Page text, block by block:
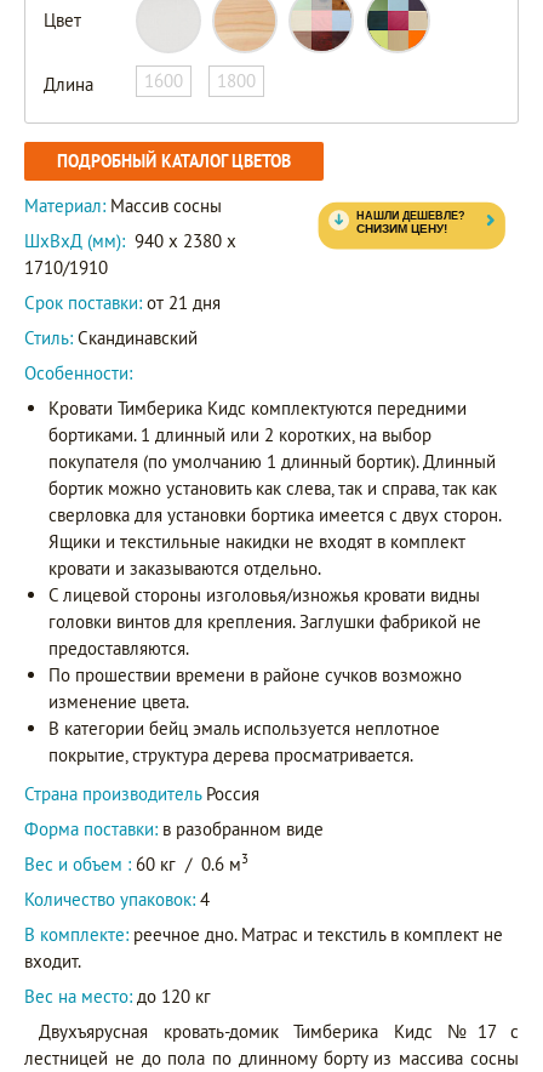
Цвет
Длина 1600 1800
ПОДРОБНЫЙ КАТАЛОГ ЦВЕТОВ
Материал: Массив сосны
ШxВxД (мм): 940 x 2380 x
1710/1910
Срок поставки: от 21 дня
Стиль: Скандинавский
Особенности:
Кровати Тимберика Кидс комплектуются передними
бортиками. 1 длинный или 2 коротких, на выбор
покупателя (по умолчанию 1 длинный бортик). Длинный
бортик можно установить как слева, так и справа, так как
сверловка для установки бортика имеется с двух сторон.
Ящики и текстильные накидки не входят в комплект
кровати и заказываются отдельно.
С лицевой стороны изголовья/изножья кровати видны
головки винтов для крепления. Заглушки фабрикой не
предоставляются.
По прошествии времени в районе сучков возможно
изменение цвета.
В категории бейц эмаль используется неплотное
покрытие, структура дерева просматривается.
Страна производитель Россия
Форма поставки: в разобранном виде
Вес и объем : 60 кг / 0.6 м3
Количество упаковок: 4
В комплекте: реечное дно. Матрас и текстиль в комплект не
входит.
Вес на место: до 120 кг
Двухъярусная кровать-домик Тимберика Кидс №17 с
лестницей не до пола по длинному борту из массива сосны